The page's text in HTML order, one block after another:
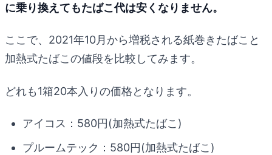
に乗り換えてもたばこ代は安くなりません。
ここで、2021年10月から増税される紙巻きたばこと
加熱式たばこの値段を比較してみます。
どれも1箱20本入りの価格となります。
アイコス：580円(加熱式たばこ)
プルームテック：580円(加熱式たばこ)